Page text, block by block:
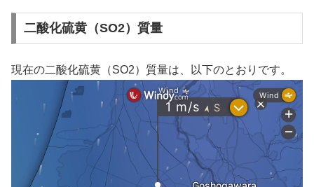
二酸化硫黄（SO2）質量
現在の二酸化硫黄（SO2）質量は、以下のとおりです。